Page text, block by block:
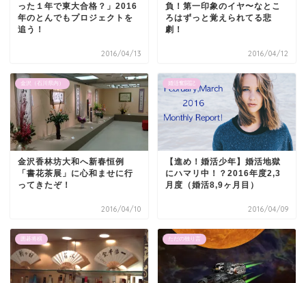
った１年で東大合格？」2016
年のとんでもプロジェクトを
追う！
2016/04/13
負！第一印象のイヤ〜なとこ
ろはずっと覚えられてる悲
劇！
2016/04/12
金沢（石川県内）
金沢香林坊大和へ新春恒例
「書花茶展」に心和ませに行
ってきたぞ！
2016/04/10
婚活奮闘記
【進め！婚活少年】婚活地獄
にハマリ中！？2016年度2,3
月度（婚活8,9ヶ月目）
2016/04/09
囲碁将棋 ただの独り言